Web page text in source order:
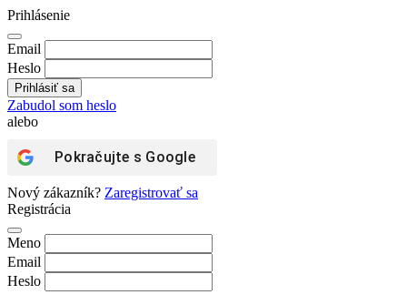
Prihlásenie
Email
Heslo
Zabudol som heslo
alebo
Pokračujte s Google
Nový zákazník? Zaregistrovať sa
Registrácia
Meno
Email
Heslo